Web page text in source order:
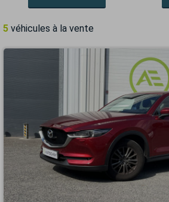
5 véhicules à la vente